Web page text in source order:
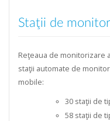
Staţii de
Reţeaua de monitorizare
staţii automate de
mobile:
30 staţii de
58 staţii de